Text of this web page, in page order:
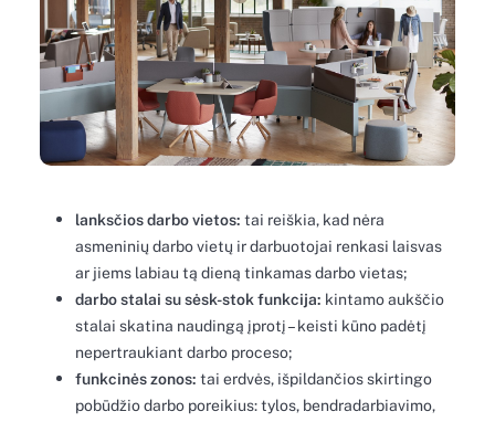
lanksčios darbo vietos: tai reiškia, kad nėra
asmeninių darbo vietų ir darbuotojai renkasi laisvas
ar jiems labiau tą dieną tinkamas darbo vietas;
darbo stalai su sėsk-stok funkcija: kintamo aukščio
stalai skatina naudingą įprotį – keisti kūno padėtį
nepertraukiant darbo proceso;
funkcinės zonos: tai erdvės, išpildančios skirtingo
pobūdžio darbo poreikius: tylos, bendradarbiavimo,